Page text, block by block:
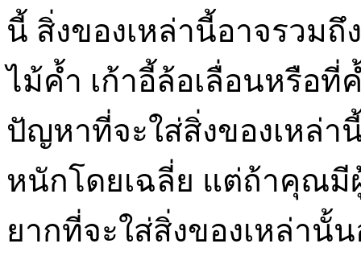
นี้ สิ่งของเหล่านี้อาจรวมถึ
ไม้ค้ำ เก้าอี้ล้อเลื่อนหรือ
ปัญหาที่จะใส่สิ่งของเหล่
หนักโดยเฉลี่ย แต่ถ้าคุณมี
ยากที่จะใส่สิ่งของเหล่า